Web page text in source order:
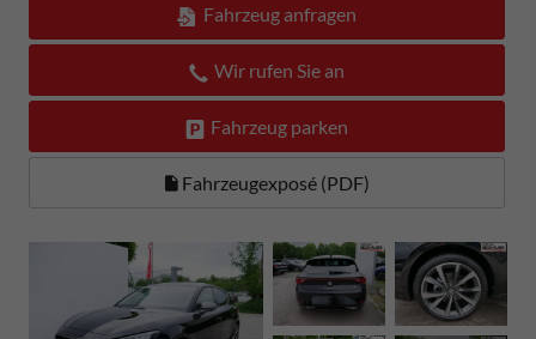
Fahrzeug anfragen
Wir rufen Sie an
Fahrzeug parken
Fahrzeugexposé (PDF)